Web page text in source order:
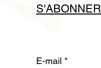
S'ABONNER
E-mail